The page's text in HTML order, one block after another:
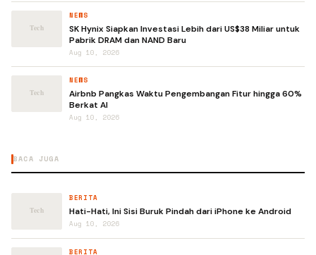
NEWS
SK Hynix Siapkan Investasi Lebih dari US$38 Miliar untuk
Pabrik DRAM dan NAND Baru
Aug 10, 2026
NEWS
Airbnb Pangkas Waktu Pengembangan Fitur hingga 60%
Berkat AI
Aug 10, 2026
BACA JUGA
BERITA
Hati-Hati, Ini Sisi Buruk Pindah dari iPhone ke Android
Aug 10, 2026
BERITA